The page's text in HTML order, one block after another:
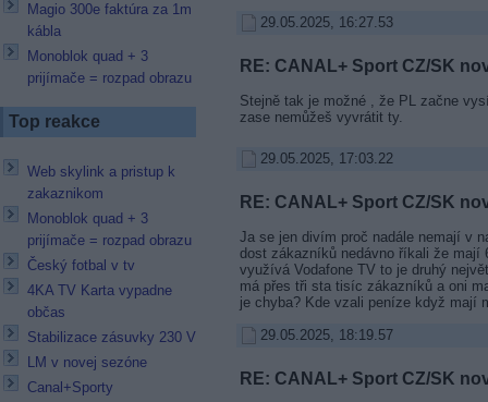
Magio 300e faktúra za 1m
kábla
Monoblok quad + 3
prijímače = rozpad obrazu
Top reakce
Web skylink a pristup k
zakaznikom
Monoblok quad + 3
prijímače = rozpad obrazu
Český fotbal v tv
4KA TV Karta vypadne
občas
Stabilizace zásuvky 230 V
LM v novej sezóne
Canal+Sporty
29.05.2025, 16:27.53
RE: CANAL+ Sport CZ/SK
Stejně tak je možné , že PL začne
zase nemůžeš vyvrátit ty.
29.05.2025, 17:03.22
RE: CANAL+ Sport CZ/SK
Ja se jen divím proč nadále nemají v
dost zákazníků nedávno říkali že mají
využívá Vodafone TV to je druhý
má přes tři sta tisíc zákazníků a oni
je chyba? Kde vzali peníze když mají
29.05.2025, 18:19.57
RE: CANAL+ Sport CZ/SK